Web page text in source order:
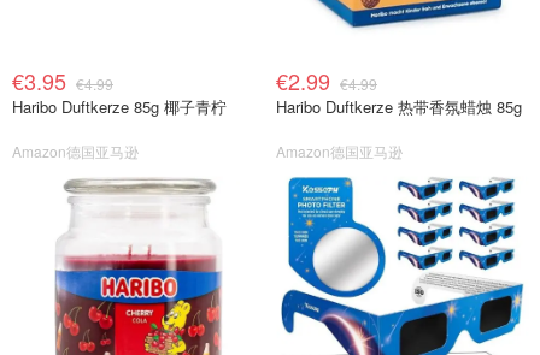
€3.95 €4.99
Haribo Duftkerze 85g 椰子青柠
Amazon德国亚马逊
€2.99 €4.99
Haribo Duftkerze 热带香氛蜡烛 85g
Amazon德国亚马逊